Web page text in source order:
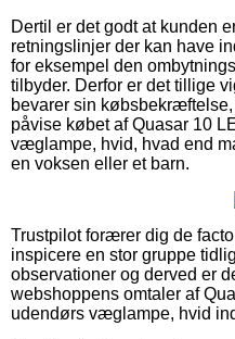
Dertil er det godt at kunden
retningslinjer der kan have
for eksempel den
tilbyder. Derfor er det tillige
bevarer sin
påvise købet af Quasar 10
væglampe, hvid, hvad end
en voksen eller et barn.
Trustpilot forærer dig de
inspicere en stor gruppe
observationer og derved er
webshoppens omtaler af
udendørs væglampe, hvid